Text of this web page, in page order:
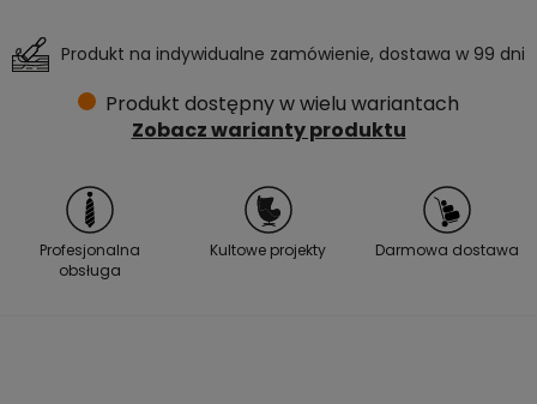
Produkt na indywidualne zamówienie, dostawa w 99 dni
Produkt dostępny w wielu wariantach
Zobacz warianty produktu
Profesjonalna
obsługa
Kultowe projekty Darmowa dostawa